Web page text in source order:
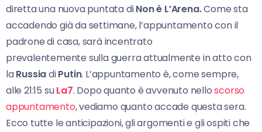
diretta una nuova puntata diNon è L’Arena.Come sta
accadendo già da settimane, l’appuntamento con il
padrone di casa, sarà incentrato
prevalentemente sulla guerra attualmente in atto con
laRussiadiPutin. L’appuntamento è, come sempre,
alle 21:15 suLa7. Dopo quanto è avvenuto nelloscorso
appuntamento, vediamo quanto accade questa sera.
Ecco tutte le anticipazioni, gli argomenti e gli ospiti che